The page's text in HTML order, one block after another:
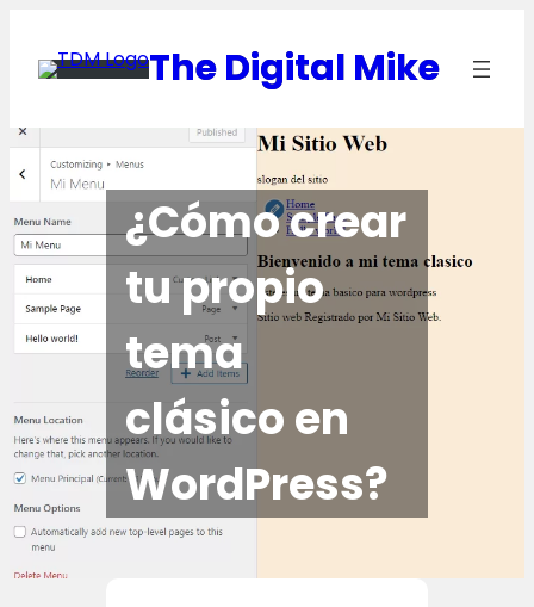
contenido
The Digital Mike
¿Cómo crear
tu propio
tema
clásico en
WordPress?